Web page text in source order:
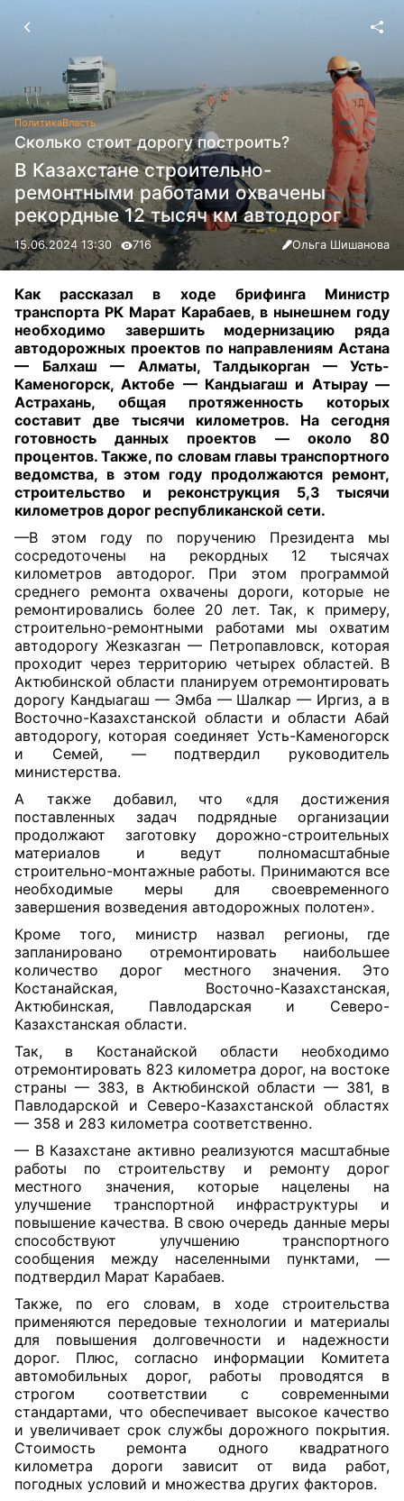
ПолитикаВласть
Сколько стоит дорогу построить?
В Казахстане строительно-
ремонтными работами охвачены
рекордные 12 тысяч км автодорог
15.06.2024 13:30 716 Ольга Шишанова
Как рассказал в ходе брифинга Министр
транспорта РК Марат Карабаев, в нынешнем году
необходимо завершить модернизацию ряда
автодорожных проектов по направлениям Астана
— Балхаш — Алматы, Талдыкорган — Усть-
Каменогорск, Актобе — Кандыагаш и Атырау —
Астрахань, общая протяженность которых
составит две тысячи километров. На сегодня
готовность данных проектов — около 80
процентов. Также, по словам главы транспортного
ведомства, в этом году продолжаются ремонт,
строительство и реконструкция 5,3 тысячи
километров дорог республиканской сети.
—В этом году по поручению Президента мы
сосредоточены на рекордных 12 тысячах
километров автодорог. При этом программой
среднего ремонта охвачены дороги, которые не
ремонтировались более 20 лет. Так, к примеру,
строительно-ремонтными работами мы охватим
автодорогу Жезказган — Петропавловск, которая
проходит через территорию четырех областей. В
Актюбинской области планируем отремонтировать
дорогу Кандыагаш — Эмба — Шалкар — Иргиз, а в
Восточно-Казахстанской области и области Абай
автодорогу, которая соединяет Усть-Каменогорск
и Семей, — подтвердил руководитель
министерства.
А также добавил, что «для достижения
поставленных задач подрядные организации
продолжают заготовку дорожно-строительных
материалов и ведут полномасштабные
строительно-монтажные работы. Принимаются все
необходимые меры для своевременного
завершения возведения автодорожных полотен».
Кроме того, министр назвал регионы, где
запланировано отремонтировать наибольшее
количество дорог местного значения. Это
Костанайская, Восточно-Казахстанская,
Актюбинская, Павлодарская и Северо-
Казахстанская области.
Так, в Костанайской области необходимо
отремонтировать 823 километра дорог, на востоке
страны — 383, в Актюбинской области — 381, в
Павлодарской и Северо-Казахстанской областях
— 358 и 283 километра соответственно.
— В Казахстане активно реализуются масштабные
работы по строительству и ремонту дорог
местного значения, которые нацелены на
улучшение транспортной инфраструктуры и
повышение качества. В свою очередь данные меры
способствуют улучшению транспортного
сообщения между населенными пунктами, —
подтвердил Марат Карабаев.
Также, по его словам, в ходе строительства
применяются передовые технологии и материалы
для повышения долговечности и надежности
дорог. Плюс, согласно информации Комитета
автомобильных дорог, работы проводятся в
строгом соответствии с современными
стандартами, что обеспечивает высокое качество
и увеличивает срок службы дорожного покрытия.
Стоимость ремонта одного квадратного
километра дороги зависит от вида работ,
погодных условий и множества других факторов.